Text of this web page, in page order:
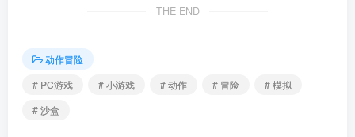
THE END
动作冒险
# PC游戏
# 小游戏 # 动作 # 冒险
# 模拟
# 沙盒